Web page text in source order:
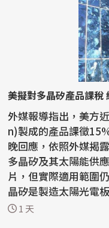
美擬對多晶矽產品課稅
外媒報導指出，美方
n)製成的產品課徵
晚回應，依照外媒揭
多晶矽及其太陽能供
片，但實際適用範圍仍
晶矽是製造太陽光電
美方...
1 天